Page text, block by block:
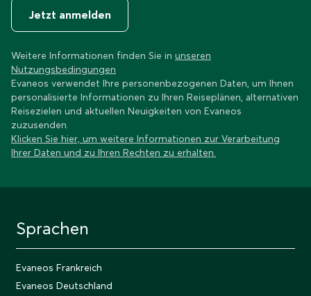
Jetzt anmelden
Weitere Informationen finden Sie in unseren
Nutzungsbedingungen
Evaneos verwendet Ihre personenbezogenen Daten, um Ihnen
personalisierte Informationen zu Ihren Reiseplänen, alternativen
Reisezielen und aktuellen Neuigkeiten von Evaneos
zuzusenden.
Klicken Sie hier, um weitere Informationen zur Verarbeitung
Ihrer Daten und zu Ihren Rechten zu erhalten.
Sprachen
Evaneos Frankreich
Evaneos Deutschland